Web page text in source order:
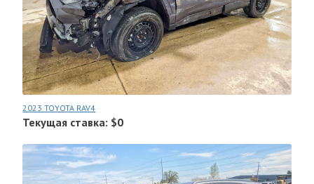
2023 TOYOTA RAV4
Текущая ставка: $0